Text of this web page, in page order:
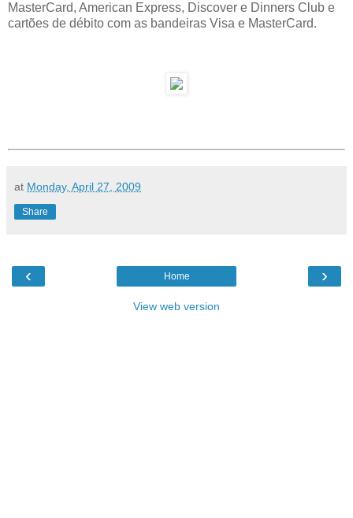
MasterCard, American Express, Discover e Dinners Club e
cartões de débito com as bandeiras Visa e MasterCard.
at Monday, April 27, 2009
Share
‹ ›
Home
View web version